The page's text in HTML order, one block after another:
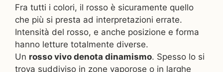
Fra tutti i colori, il rosso è sicuramente quello
che più si presta ad interpretazioni errate.
Intensità del rosso, e anche posizione e forma
hanno letture totalmente diverse.
Un rosso vivo denota dinamismo. Spesso lo si
trova suddiviso in zone vaporose o in larghe